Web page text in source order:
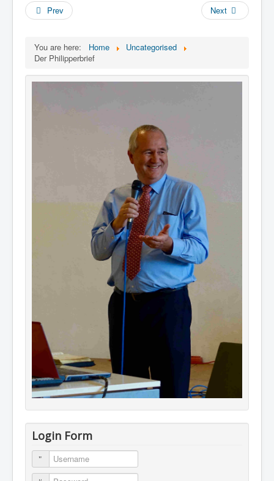
Prev Next
You are here: Home
Uncategorised
Der Philipperbrief
Login Form
Username